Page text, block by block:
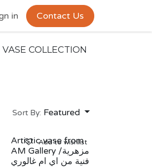
in Contact Us
VASE COLLECTION
Sort By: Featured
Artistic vase from
AM Gallery /مزهرية
فنية من اي ام غالوري
Add to wishlist